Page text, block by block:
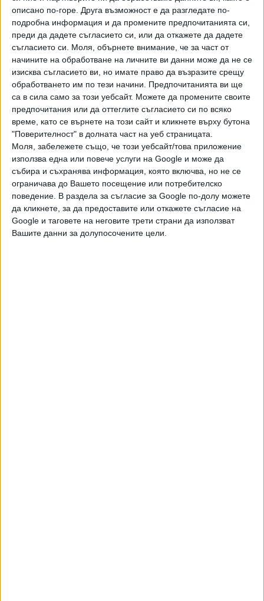
описано по-горе. Друга възможност е да разгледате по-
подробна информация и да промените предпочитанията си,
преди да дадете съгласието си, или да откажете да дадете
съгласието си.
Моля, обърнете внимание, че за част от
начините на обработване на личните ви данни може да не се
изисква съгласието ви, но имате право да възразите срещу
обработването им по тези начини. Предпочитанията ви ще
са в сила само за този уебсайт. Можете да промените своите
предпочитания или да оттеглите съгласието си по всяко
време, като се върнете на този сайт и кликнете върху бутона
"Поверителност" в долната част на уеб страницата.
Моля, забележете също, че този уебсайт/това приложение
използва една или повече услуги на Google и може да
събира и съхранява информация, която включва, но не се
ограничава до Вашето посещение или потребителско
поведение. В раздела за съгласие за Google по-долу можете
да кликнете, за да предоставите или откажете съгласие на
Google и таговете на неговите трети страни да използват
Вашите данни за долупосочените цели.
членовете на прокурорската колегия, главният прокурор
или министърът на правосъдието. Вече е ясно, че и.ф.
главен прокурор, както и членовете на ВСС нямат
намерение да номинират кандидати за поста.
Кадровиците днес решиха да поискат от всички
следователи от НСлС информация дали биха заели
временния пост. Условието е да не им предстои
пенсиониране в следващите 6 месеца.
Така или иначе откритата процедура по избор на
директор едва ли ще бъде довършена. Предстои да
бъдат гласувани окончателно промени в Закона за
съдебната власт, които вероятно ще наложат
мораториум върху кадруването в системата, особено на
ръководни постове.
Последвайте ни и в